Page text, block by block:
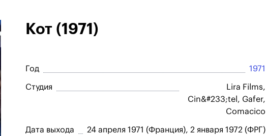
Кот (1971)
Год 1971
Студия
Lira Films,
Cin&#233;tel, Gafer,
Comacico
Дата выхода 24 апреля 1971 (Франция), 2 января 1972 (ФРГ)